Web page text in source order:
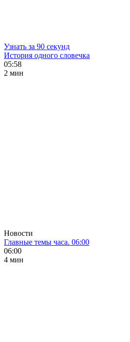
Узнать за 90 секунд
История одного словечка
05:58
2 мин
Новости
Главные темы часа. 06:00
06:00
4 мин